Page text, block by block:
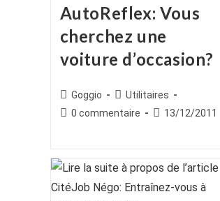
AutoReflex: Vous
cherchez une
voiture d’occasion?
Auteur/autrice
de
Goggio
Post
category:
Utilitaires
Commentaires
publication :
0 commentaire
Publication
13/12/2011